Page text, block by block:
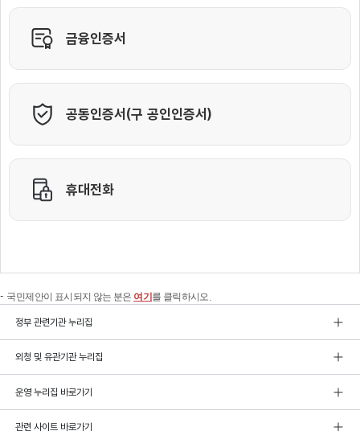
국민제안이 표시되지 않는 분은 여기 를 클릭하시오.
정부 관련기관 누리집
외청 및 유관기관 누리집
운영 누리집 바로가기
관련 사이트 바로가기